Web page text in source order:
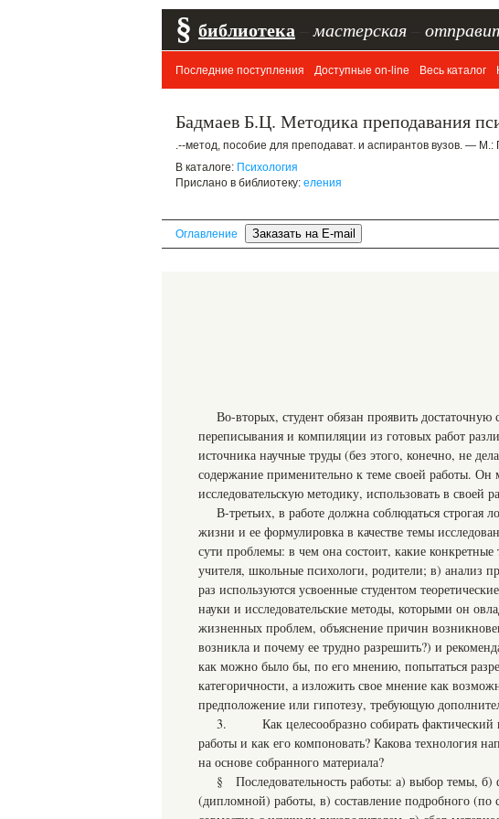
§ библиотека мастерская
Последние поступления Доступные on-line Весь каталог
Бадмаев Б.Ц. Методика преподавания
.--метод, пособие для преподават. и аспирантов вузов. —
В каталоге: Психология
Прислано в библиотеку: еления
Оглавление
Во-вторых, студент обязан проявить
переписывания и компиляции из готовых работ
источника научные труды (без этого, конечно, не
содержание применительно к теме своей работы. Он
исследовательскую методику, использовать в своей
В-третьих, в работе должна соблюдаться строгая
жизни и ее формулировка в качестве темы
сути проблемы: в чем она состоит, какие
учителя, школьные психологи, родители; в) анализ
раз используются усвоенные студентом
науки и исследовательские методы, которыми он
жизненных проблем, объяснение причин
возникла и почему ее трудно разрешить?) и
как можно было бы, по его мнению, попытаться
категоричности, а изложить свое мнение как
предположение или гипотезу, требующую
3. Как целесообразно собирать фактический и
работы и как его компоновать? Какова технология
на основе собранного материала?
§ Последовательность работы: а) выбор темы, б)
(дипломной) работы, в) составление подробного